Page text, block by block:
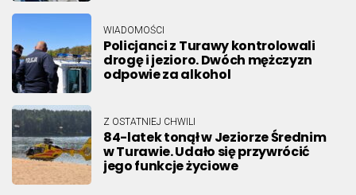
WIADOMOŚCI
Policjanci z Turawy kontrolowali
drogę i jezioro. Dwóch mężczyzn
odpowie za alkohol
Z OSTATNIEJ CHWILI
84-latek tonął w Jeziorze Średnim
w Turawie. Udało się przywrócić
jego funkcje życiowe